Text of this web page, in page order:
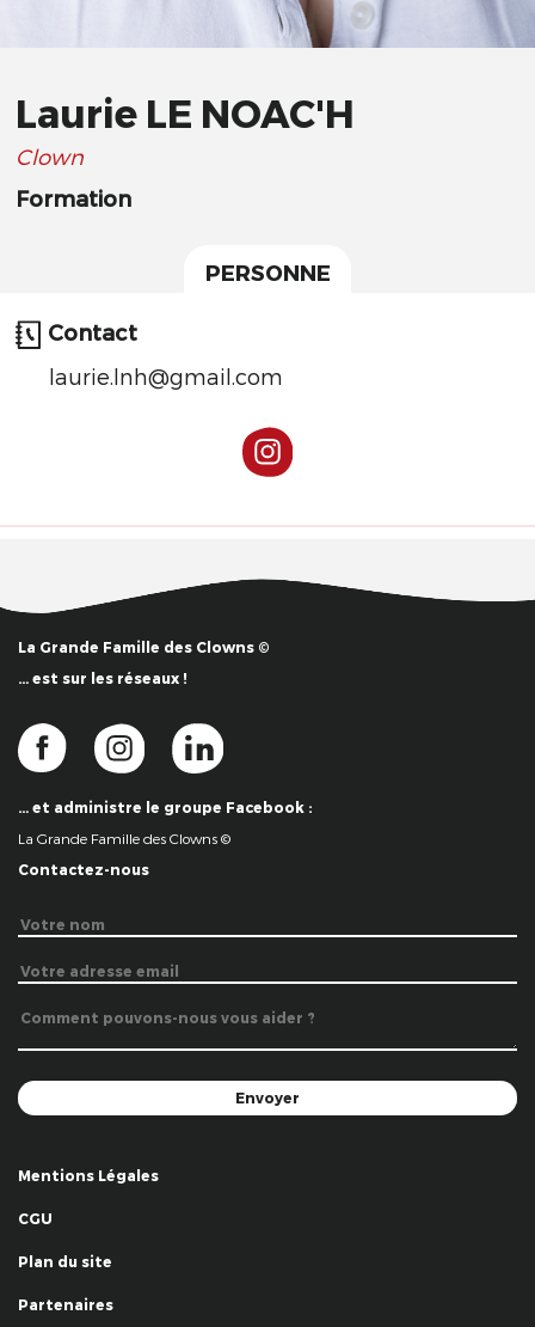
Laurie LE NOAC'H
Clown
Formation
PERSONNE
Contact
laurie.lnh@gmail.com
La Grande Famille des Clowns ©
… est sur les réseaux !
… et administre le groupe Facebook :
La Grande Famille des Clowns ©
Contactez-nous
Mentions Légales
CGU
Plan du site
Partenaires